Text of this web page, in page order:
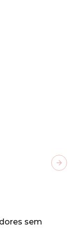
sem